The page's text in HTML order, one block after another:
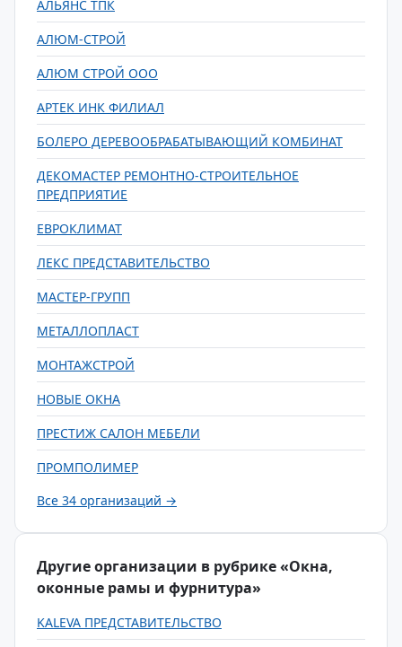
АЛЬЯНС ТПК
АЛЮМ-СТРОЙ
АЛЮМ СТРОЙ ООО
АРТЕК ИНК ФИЛИАЛ
БОЛЕРО ДЕРЕВООБРАБАТЫВАЮЩИЙ КОМБИНАТ
ДЕКОМАСТЕР РЕМОНТНО-СТРОИТЕЛЬНОЕ
ПРЕДПРИЯТИЕ
ЕВРОКЛИМАТ
ЛЕКС ПРЕДСТАВИТЕЛЬСТВО
МАСТЕР-ГРУПП
МЕТАЛЛОПЛАСТ
МОНТАЖСТРОЙ
НОВЫЕ ОКНА
ПРЕСТИЖ САЛОН МЕБЕЛИ
ПРОМПОЛИМЕР
Все 34 организаций →
Другие организации в рубрике «Окна,
оконные рамы и фурнитура»
KALEVA ПРЕДСТАВИТЕЛЬСТВО